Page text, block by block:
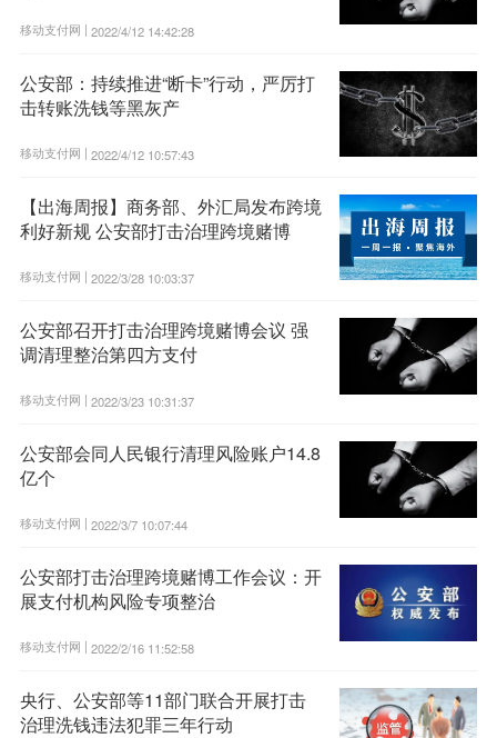
移动支付网 | 2022/4/12 14:42:28
公安部：持续推进“断卡”行动，严厉打
击转账洗钱等黑灰产
移动支付网 | 2022/4/12 10:57:43
【出海周报】商务部、外汇局发布跨境
利好新规 公安部打击治理跨境赌博
移动支付网 | 2022/3/28 10:03:37
公安部召开打击治理跨境赌博会议 强
调清理整治第四方支付
移动支付网 | 2022/3/23 10:31:37
公安部会同人民银行清理风险账户14.8
亿个
移动支付网 | 2022/3/7 10:07:44
公安部打击治理跨境赌博工作会议：开
展支付机构风险专项整治
移动支付网 | 2022/2/16 11:52:58
央行、公安部等11部门联合开展打击
治理洗钱违法犯罪三年行动